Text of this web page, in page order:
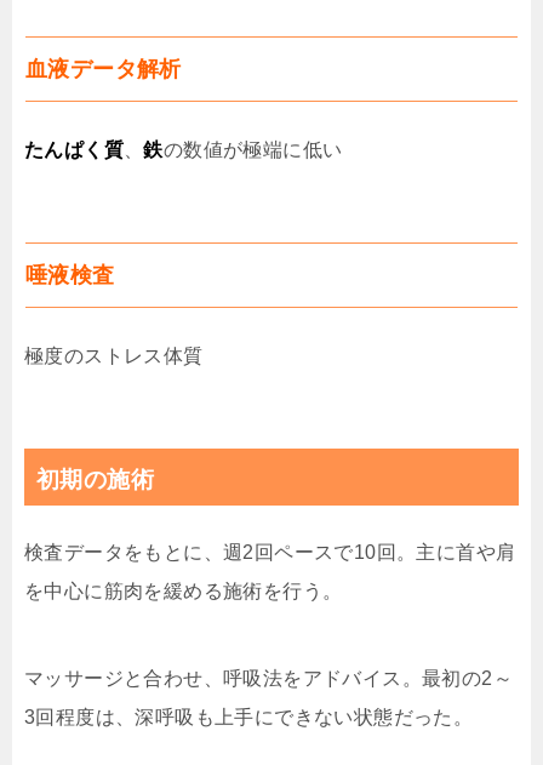
血液データ解析
たんぱく質 、鉄の数値が極端に低い
唾液検査
極度のストレス体質
初期の施術
検査データをもとに、週2回ペースで10回。主に首や肩
を中心に筋肉を緩める施術を行う。
マッサージと合わせ、呼吸法をアドバイス。最初の2～
3回程度は、深呼吸も上手にできない状態だった。